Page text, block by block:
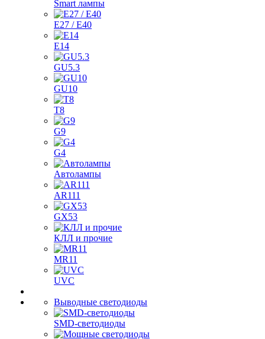
Smart лампы
E27 / E40
E14
GU5.3
GU10
T8
G9
G4
Автолампы
AR111
GX53
КЛЛ и прочие
MR11
UVC
Выводные светодиоды
SMD-светодиоды